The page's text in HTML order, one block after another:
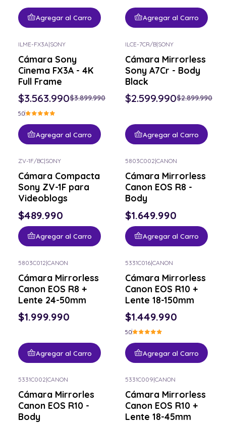
Agregar al Carro Agregar al Carro
ILME-FX3A|SONY
Cámara Sony
Cinema FX3A - 4K
Full Frame
$3.563.990$3.899.990
5.0
Agregar al Carro
ILCE-7CR/B|SONY
Cámara Mirrorless
Sony A7Cr - Body
Black
$2.599.990$2.899.990
Agregar al Carro
ZV-1F/BC|SONY
Cámara Compacta
Sony ZV-1F para
Videoblogs
$489.990
Agregar al Carro
5803C002|CANON
Cámara Mirrorless
Canon EOS R8 -
Body
$1.649.990
Agregar al Carro
5803C012|CANON
Cámara Mirrorless
Canon EOS R8 +
Lente 24-50mm
$1.999.990
Agregar al Carro
5331C016|CANON
Cámara Mirrorless
Canon EOS R10 +
Lente 18-150mm
$1.449.990
5.0
Agregar al Carro
5331C002|CANON
Cámara Mirrorles
Canon EOS R10 -
Body
5331C009|CANON
Cámara Mirrorless
Canon EOS R10 +
Lente 18-45mm